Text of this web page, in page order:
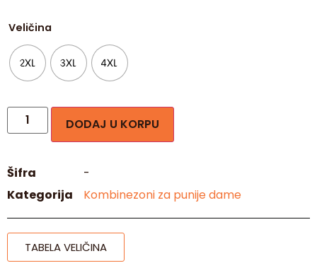
Veličina
2XL 3XL 4XL
DODAJ U KORPU
Šifra
-
Kategorija
Kombinezoni za punije dame
TABELA VELIČINA